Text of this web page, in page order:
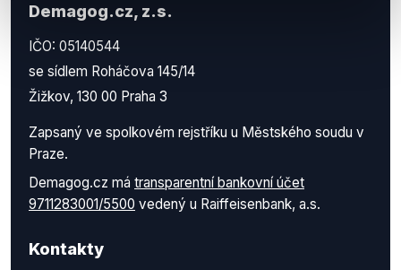
Demagog.cz, z.s.
IČO: 05140544
se sídlem Roháčova 145/14
Žižkov, 130 00 Praha 3
Zapsaný ve spolkovém rejstříku u Městského soudu v
Praze.
Demagog.cz má transparentní bankovní účet
9711283001/5500 vedený u Raiffeisenbank, a.s.
Kontakty